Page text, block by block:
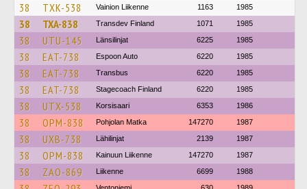
38 TXK-538 Vainion Liikenne 1163 1985
38 TXA-838 Transdev Finland 1071 1985
38 UTU-145 Länsilinjat 6225 1985
38 EAT-738 Espoon Auto 6220 1985
38 EAT-738 Transbus 6220 1985
38 EAT-738 Stagecoach Finland 6220 1985
38 UTX-538 Korsisaari 6353 1986
38 OPM-838 Pohjolan Matka 147270 1987
38 UXB-738 Lähilinjat 2139 1987
38 OPM-838 Kainuun Liikenne 147270 1987
38 ZAO-869 Liikenne 6699 1988